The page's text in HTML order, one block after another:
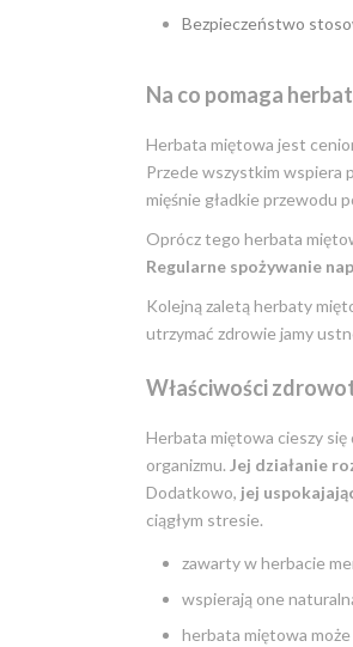
Bezpieczeństwo
Na co pomaga
Herbata miętowa jest
Przede wszystkim wspiera
mięśnie gładkie przewodu
Oprócz tego herbata
Regularne spożywanie
Kolejną zaletą herbaty
utrzymać zdrowie jamy
Właściwości
Herbata miętowa cieszy się
organizmu. Jej działanie
Dodatkowo, jej
ciągłym stresie.
zawarty w herbacie
wspierają one
herbata miętowa